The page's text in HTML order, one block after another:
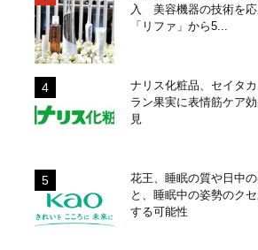
入 美容機器の技術を応
「リファ」から5...
ナリス化粧品、セイタ
ラン果実に表情筋ケア
見
花王、睡眠の質や日中
と、睡眠中の姿勢のク
する可能性